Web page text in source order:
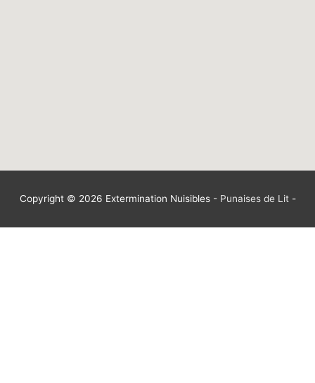
Copyright © 2026 Extermination Nuisibles- Punaises de Lit-